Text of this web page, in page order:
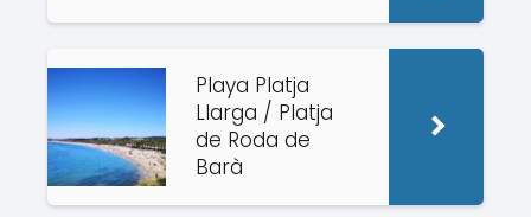
Playa Platja
Llarga / Platja
de Roda de
Barà